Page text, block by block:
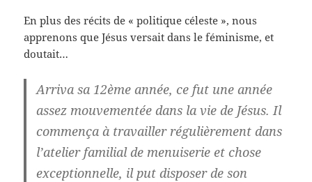
En plus des récits de « politique céleste », nous
apprenons que Jésus versait dans le féminisme, et
doutait…
Arriva sa 12ème année, ce fut une année
assez mouvementée dans la vie de Jésus. Il
commença à travailler régulièrement dans
l’atelier familial de menuiserie et chose
exceptionnelle, il put disposer de son